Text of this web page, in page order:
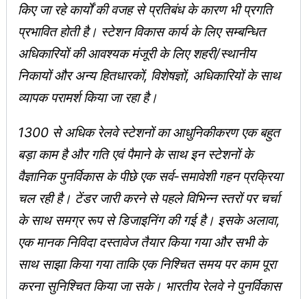
किए जा रहे कार्यों की वजह से प्रतिबंध के कारण भी प्रगति
प्रभावित होती है। स्टेशन विकास कार्य के लिए सम्बन्धित
अधिकारियों की आवश्यक मंजूरी के लिए शहरी/स्थानीय
निकायों और अन्य हितधारकों, विशेषज्ञों, अधिकारियों के साथ
व्यापक परामर्श किया जा रहा है।
1300 से अधिक रेलवे स्टेशनों का आधुनिकीकरण एक बहुत
बड़ा काम है और गति एवं पैमाने के साथ इन स्टेशनों के
वैज्ञानिक पुनर्विकास के पीछे एक सर्व-समावेशी गहन प्रक्रिया
चल रही है। टेंडर जारी करने से पहले विभिन्न स्तरों पर चर्चा
के साथ समग्र रूप से डिजाइनिंग की गई है। इसके अलावा,
एक मानक निविदा दस्तावेज तैयार किया गया और सभी के
साथ साझा किया गया ताकि एक निश्चित समय पर काम पूरा
करना सुनिश्चित किया जा सके। भारतीय रेलवे ने पुनर्विकास